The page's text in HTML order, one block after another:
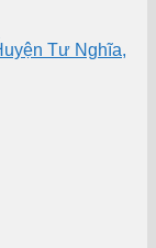
Tư Nghĩa,